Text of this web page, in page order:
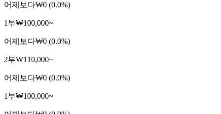
어제보다₩0 (0.0%)
1부₩100,000~
어제보다₩0 (0.0%)
2부₩110,000~
어제보다₩0 (0.0%)
1부₩100,000~